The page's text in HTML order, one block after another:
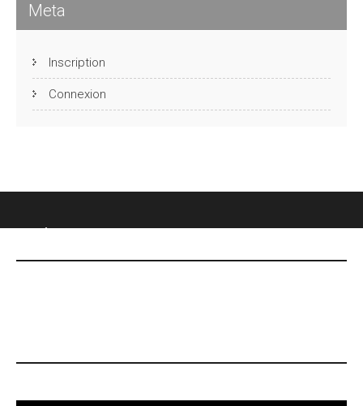
Meta
Inscription
Connexion